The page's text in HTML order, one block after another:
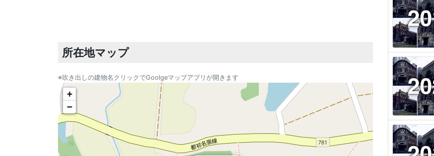
神戸・大阪・京都レトロ建築さんぽ
4 (7)
所在地マップ
※吹き出しの建物名クリックでGoolgeマップアプリが開きます
+
−